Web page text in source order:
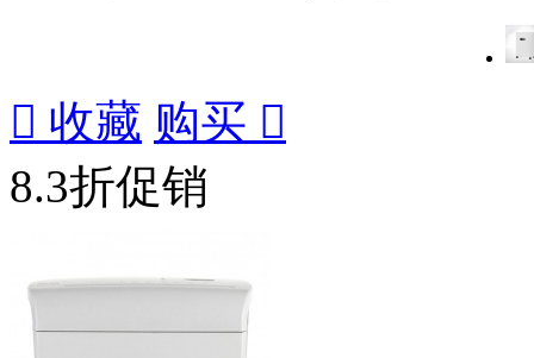
 收藏 购买 
8.3折促销